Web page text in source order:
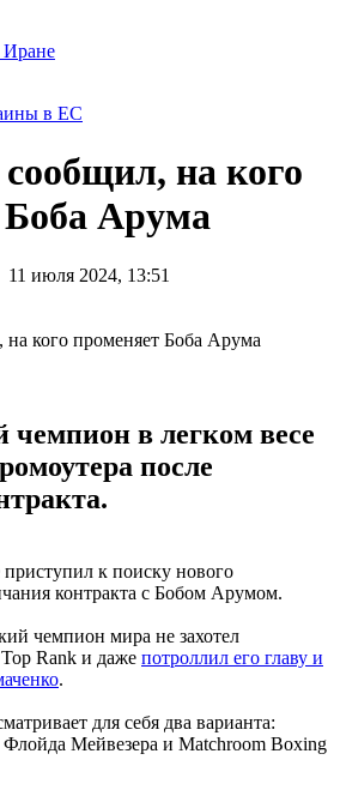
в ЕС
на кого
Арума
11 июля 2024, 13:51
в легком весе
после
к поиску нового
контракта с Бобом Арумом.
чемпион мира не захотел
Top Rank и даже потроллил его главу и
.
для себя два варианта:
Флойда Мейвезера и Matchroom Boxing